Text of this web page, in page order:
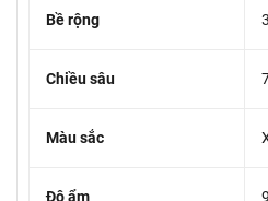
Bề rộng
Chiều sâu
Màu sắc
Độ ẩm